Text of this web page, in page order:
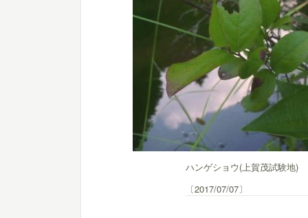
ハンゲショウ(上賀茂試験地)
〔2017/07/07〕